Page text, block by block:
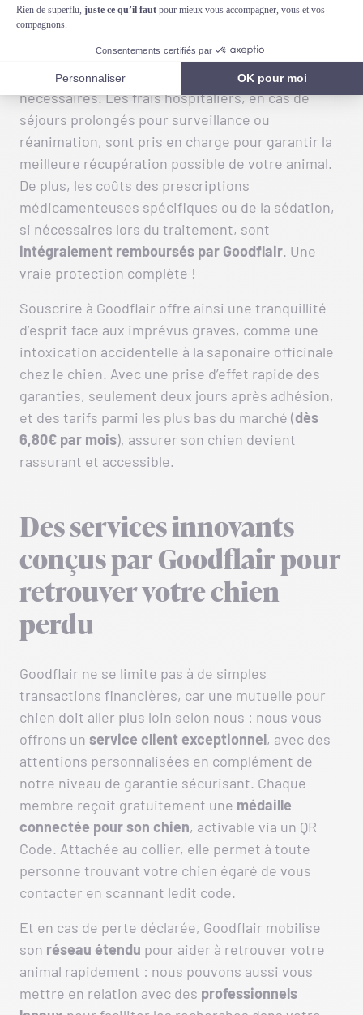
supplémentaires nécessaires, telles que les
prises de sang et imagerie médicale. Les
interventions chirurgicales et les traitements
post-opératoires sont également couverts si
nécessaires. Les frais hospitaliers, en cas de
séjours prolongés pour surveillance ou
réanimation, sont pris en charge pour garantir la
meilleure récupération possible de votre animal.
De plus, les coûts des prescriptions
médicamenteuses spécifiques ou de la sédation,
si nécessaires lors du traitement, sont
intégralement remboursés par Goodflair. Une
vraie protection complète !
Souscrire à Goodflair offre ainsi une tranquillité
d’esprit face aux imprévus graves, comme une
intoxication accidentelle à la saponaire officinale
chez le chien. Avec une prise d’effet rapide des
garanties, seulement deux jours après adhésion,
et des tarifs parmi les plus bas du marché (dès
6,80€ par mois), assurer son chien devient
rassurant et accessible.
Des services innovants
conçus par Goodflair pour
retrouver votre chien
perdu
Goodflair ne se limite pas à de simples
transactions financières, car une mutuelle pour
chien doit aller plus loin selon nous : nous vous
offrons un service client exceptionnel, avec des
attentions personnalisées en complément de
notre niveau de garantie sécurisant. Chaque
membre reçoit gratuitement une médaille
connectée pour son chien, activable via un QR
Code. Attachée au collier, elle permet à toute
personne trouvant votre chien égaré de vous
contacter en scannant ledit code.
Et en cas de perte déclarée, Goodflair mobilise
son réseau étendu pour aider à retrouver votre
animal rapidement : nous pouvons aussi vous
mettre en relation avec des professionnels